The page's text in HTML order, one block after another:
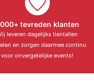
tevreden klanten
leveren dagelijks tientallen
en zorgen daarmee continu
voor onvergetelijke events!